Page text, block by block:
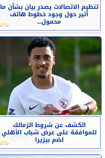
تنظيم الاتصالات يصدر بيان بشأن ما
أثير حول وجود خطوط هاتف
محمول...
الكشف عن شروط الزمالك
للموافقة على عرض شباب الأهلي
لضم بيزيرا